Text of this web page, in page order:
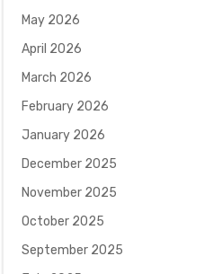
May 2026
April 2026
March 2026
February 2026
January 2026
December 2025
November 2025
October 2025
September 2025